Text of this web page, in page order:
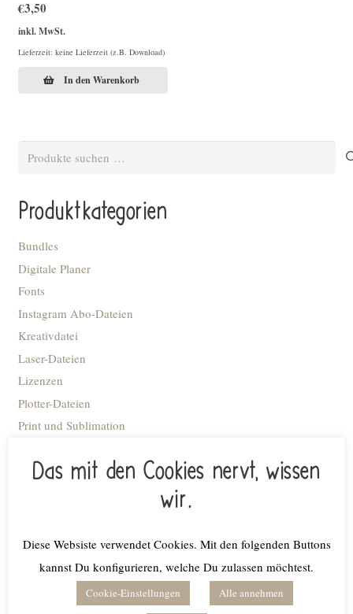
€3,50
inkl. MwSt.
Lieferzeit: keine Lieferzeit (z.B. Download)
In den Warenkorb
Suchen
Produktkategorien
Bundles
Digitale Planer
Fonts
Instagram Abo-Dateien
Kreativdatei
Laser-Dateien
Lizenzen
Plotter-Dateien
Print und Sublimation
Stick-Dateien
Anhänger
Blumiges
Caketopper
Deko Kacheln
Das mit den Cookies nervt, wissen
wir.
Diese Websiste verwendet Cookies. Mit den folgenden Buttons
kannst Du konfigurieren, welche Du zulassen möchtest.
Cookie-Einstellungen Alle annehmen